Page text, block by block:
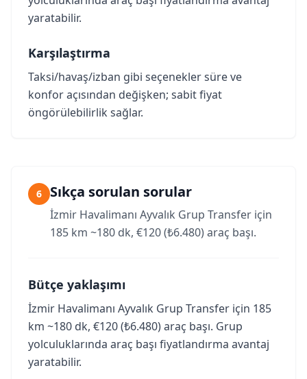
yaratabilir.
Karşılaştırma
Taksi/havaş/izban gibi seçenekler süre ve
konfor açısından değişken; sabit fiyat
öngörülebilirlik sağlar.
6 Sıkça sorulan sorular
İzmir Havalimanı Ayvalık Grup Transfer için
185 km ~180 dk, €120 (₺6.480) araç başı.
Bütçe yaklaşımı
İzmir Havalimanı Ayvalık Grup Transfer için 185
km ~180 dk, €120 (₺6.480) araç başı. Grup
yolculuklarında araç başı fiyatlandırma avantaj
yaratabilir.